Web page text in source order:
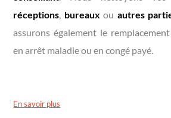
réceptions bureaux ou autres
assurons également le
en arrêt maladie ou en congé payé.
En savoir plus